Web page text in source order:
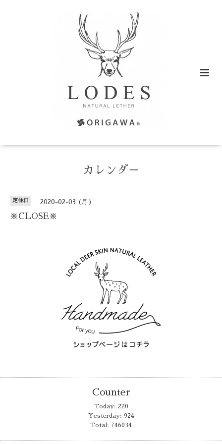
カレンダ－
定休日 2020-02-03 (月)
※CLOSE※
Counter
Today: 220
Yesterday: 924
Total: 746034